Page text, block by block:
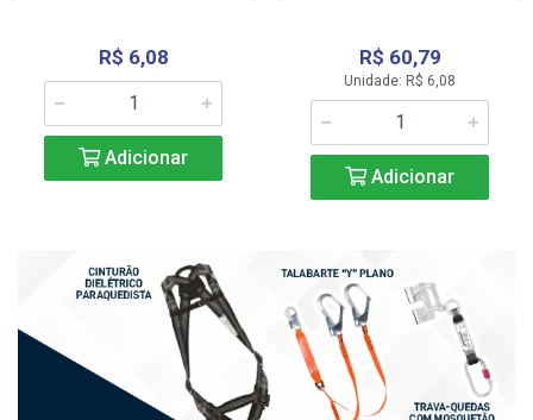
R$ 6,08
Adicionar
R$ 60,79
Unidade: R$ 6,08
Adicionar